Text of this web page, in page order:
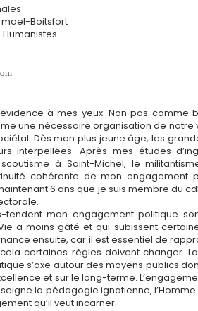
Boitsfort
Humanistes
à mes yeux. Non pas comme
une nécessaire organisation de
Dès mon plus jeune âge, les
interpellées. Après mes études
à Saint-Michel, le
cohérente de mon engagement
6 ans que je suis membre du
tendent mon engagement politique
a moins gâté et qui subissent
ensuite, car il est essentiel de
certaines règles doivent changer.
s’axe autour des moyens publics
et sur le long-terme.
la pédagogie ignatienne,
qu’il veut incarner.